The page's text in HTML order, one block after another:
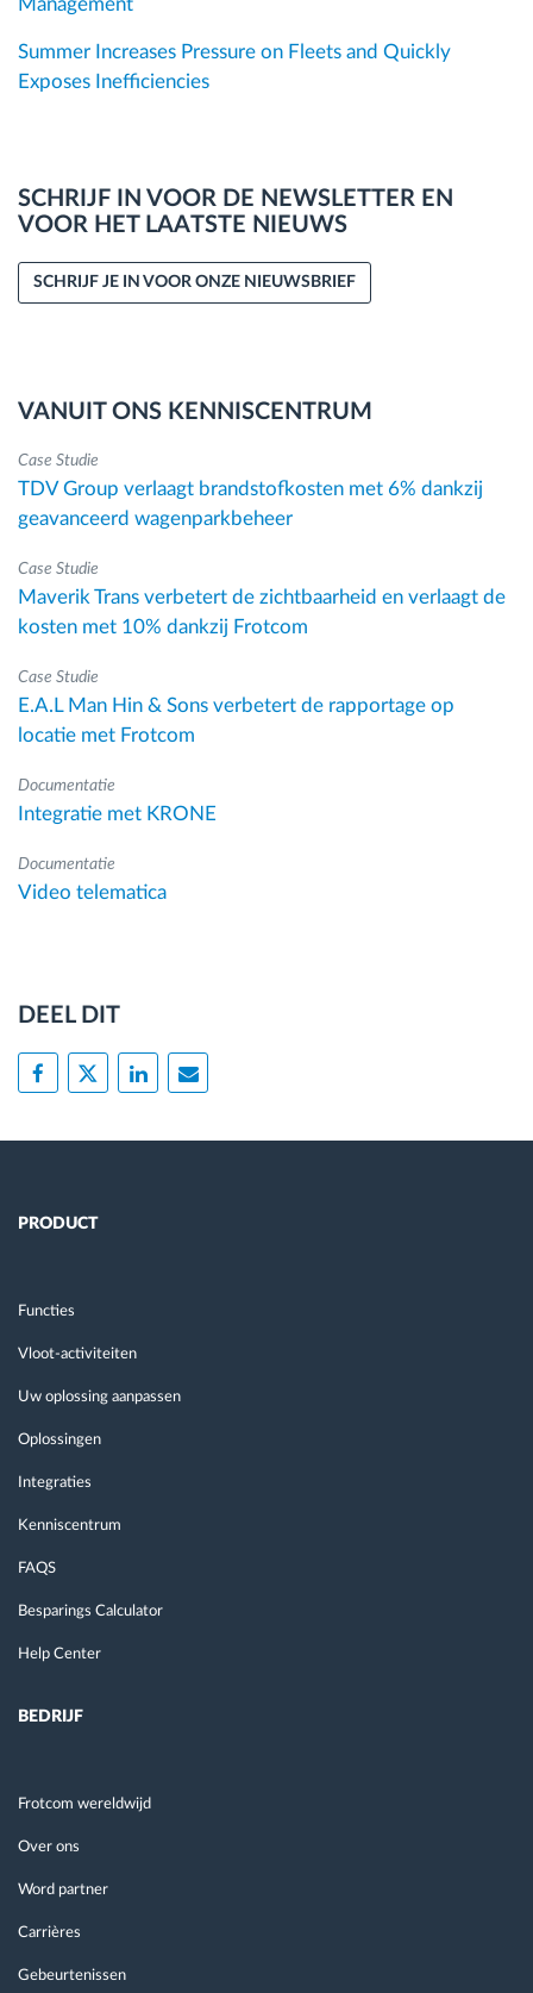
Management
Summer Increases Pressure on Fleets and Quickly
Exposes Inefficiencies
SCHRIJF IN VOOR DE NEWSLETTER EN
VOOR HET LAATSTE NIEUWS
SCHRIJF JE IN VOOR ONZE NIEUWSBRIEF
VANUIT ONS KENNISCENTRUM
Case Studie
TDV Group verlaagt brandstofkosten met 6% dankzij
geavanceerd wagenparkbeheer
Case Studie
Maverik Trans verbetert de zichtbaarheid en verlaagt de
kosten met 10% dankzij Frotcom
Case Studie
E.A.L Man Hin & Sons verbetert de rapportage op
locatie met Frotcom
Documentatie
Integratie met KRONE
Documentatie
Video telematica
DEEL DIT
PRODUCT
Functies
Vloot-activiteiten
Uw oplossing aanpassen
Oplossingen
Integraties
Kenniscentrum
FAQS
Besparings Calculator
Help Center
BEDRIJF
Frotcom wereldwijd
Over ons
Word partner
Carrières
Gebeurtenissen